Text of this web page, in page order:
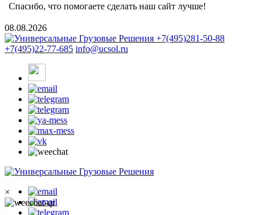
Спасибо, что помогаете сделать наш сайт лучше!
08.08.2026
+7(495)281-50-88
+7(495)22-77-685 info@ucsol.ru
×